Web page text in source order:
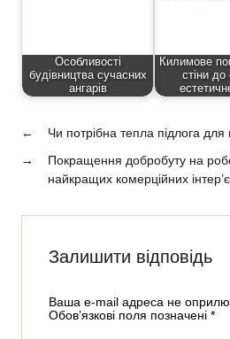
Особливості
будівництва сучасних
ангарів
Килимове
стіни до
←
Чи потрібна тепла підлога
→
Покращення добробуту на
найкращих комерційних
Залишити відповідь
Ваша e-mail адреса не
Обов’язкові поля позначені *